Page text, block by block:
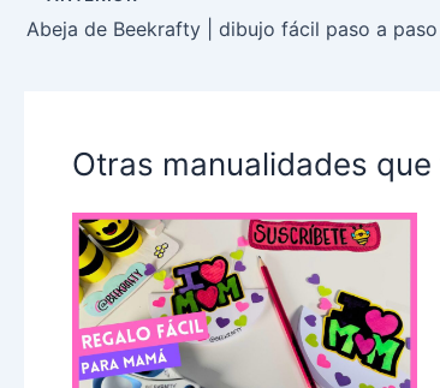
Abeja de Beekrafty | dibujo fácil paso a
Otras manualidades